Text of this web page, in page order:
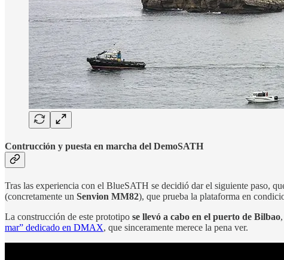
Contrucción y puesta en marcha del DemoSATH
Tras las experiencia con el BlueSATH se decidió dar el siguiente paso,
(concretamente un Senvion MM82), que prueba la plataforma en
La construcción de este prototipo se llevó a cabo en el puerto de Bilbao
mar” dedicado en DMAX, que sinceramente merece la pena ver.